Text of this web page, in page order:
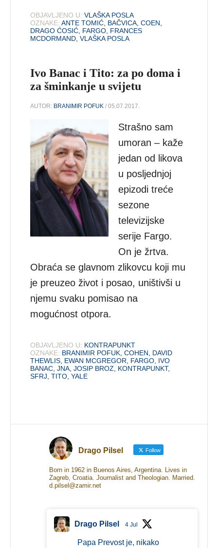
OBJAVLJENO U: VLAŠKA POSLA
OZNAKE: ANTE TOMIĆ BAČVICA ,COEN
DRAGO ĆOSIĆ FARGO FRANCES
MCDORMAND ,VLAŠKA POSLA
Ivo Banac i Tito: za po doma i
za šminkanje u svijetu
AUTOR: BRANIMIR POFUK / 05.07.2017.
Strašno sam
umoran – kaže
jedan od likova
u posljednjoj
epizodi treće
sezone
televizijske
serije Fargo.
On je žrtva.
Obraća se glavnom zlikovcu koji mu
je preuzeo život i posao, uništivši u
njemu svaku pomisao na
mogućnost otpora.
OBJAVLJENO U: KONTRAPUNKT
OZNAKE: BRANIMIR POFUK ,COHEN
DAVID
THEWLIS EWAN MCGREGOR FARGO IVO
BANAC ,JNA ,JOSIP BROZ KONTRAPUNKT,
SFRJ ,TITO ,YALE
Drago Pilsel Follow
Born in 1962 in Buenos Aires, Argentina. Lives in
Zagreb, Croatia. Journalist and Theologian. Married.
d.pilsel@zamir.net
Drago Pilsel 4 Jul
Papa Prevost je, nikako